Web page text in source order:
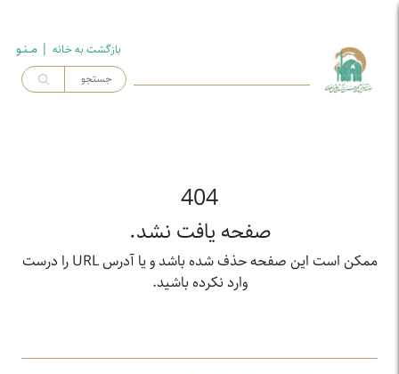
بازگشت به خـانه | مــنـو
404
صفحه یافت نشد.
ممکن است این صفحه حذف شده باشد و یا آدرس URL را درست
وارد نکرده باشید.